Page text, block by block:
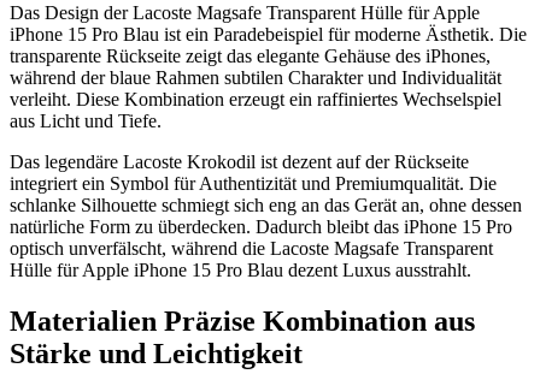
Das Design der Lacoste Magsafe Transparent Hülle für Apple
iPhone 15 Pro Blau ist ein Paradebeispiel für moderne Ästhetik. Die
transparente Rückseite zeigt das elegante Gehäuse des iPhones,
während der blaue Rahmen subtilen Charakter und Individualität
verleiht. Diese Kombination erzeugt ein raffiniertes Wechselspiel
aus Licht und Tiefe.
Das legendäre Lacoste Krokodil ist dezent auf der Rückseite
integriert ein Symbol für Authentizität und Premiumqualität. Die
schlanke Silhouette schmiegt sich eng an das Gerät an, ohne dessen
natürliche Form zu überdecken. Dadurch bleibt das iPhone 15 Pro
optisch unverfälscht, während die Lacoste Magsafe Transparent
Hülle für Apple iPhone 15 Pro Blau dezent Luxus ausstrahlt.
Materialien Präzise Kombination aus
Stärke und Leichtigkeit